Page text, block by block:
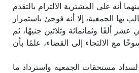
أنه على المشترية الالتزام بالتقدم
بها الجمعية، إلا أنه فوجئ باستمرار
ألفًا وثمانمائة وثلاثين جنيهًا، ثم
مع الالتجاء إلى القضاء، علمًا بأن
مستحقات الجمعية واسترداد ما